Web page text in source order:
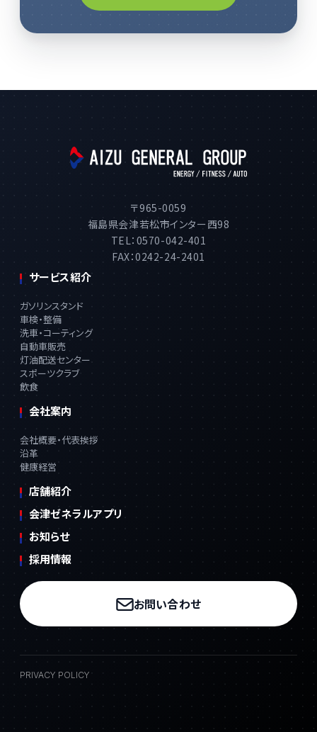
〒965-0059
福島県会津若松市インター西98
TEL：0570-042-401
FAX：0242-24-2401
サービス紹介
ガソリンスタンド
車検・整備
洗車・コーティング
自動車販売
灯油配送センター
スポーツクラブ
飲食
会社案内
会社概要・代表挨拶
沿革
健康経営
店舗紹介
会津ゼネラルアプリ
お知らせ
採用情報
お問い合わせ
PRIVACY POLICY